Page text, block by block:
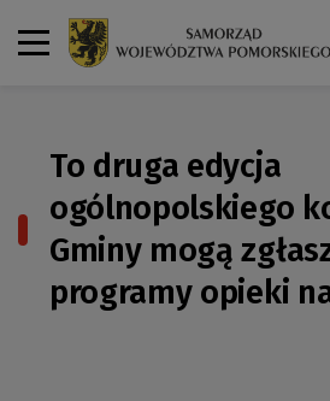
To druga edycja
ogólnopolskiego
Gminy mogą
programy opieki